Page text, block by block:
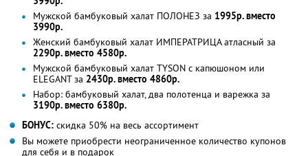
Мужской бамбуковый халат ПОЛОНЕЗ за 1995р. вместо
3990р.
Женский бамбуковый халат ИМПЕРАТРИЦА атласный за
2290р. вместо 4580р.
Мужской бамбуковый халат TYSON с капюшоном или
ELEGANT за 2430р. вместо 4860р.
Набор: бамбуковый халат, два полотенца и варежка за
3190р. вместо 6380р.
БОНУС: скидка 50% на весь ассортимент
Вы можете приобрести неограниченное количество купонов
для себя и в подарок